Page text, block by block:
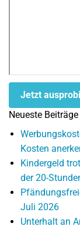
Jetzt
Neueste Beiträge
Kosten
Kindergeld
der 20-
Juli 2026
Unterhalt an